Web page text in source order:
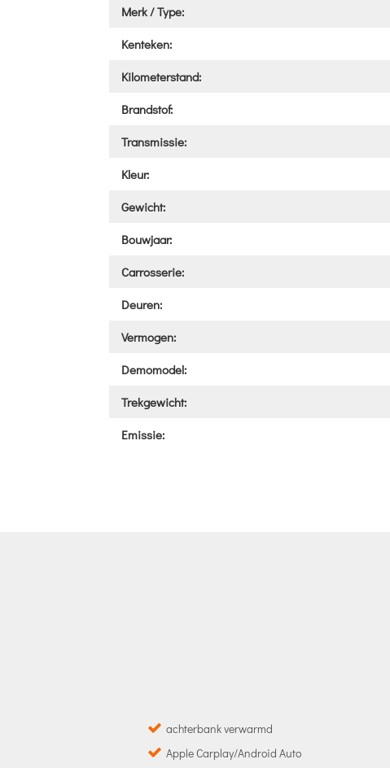
Merk / Type:
Kenteken:
Kilometerstand:
Brandstof:
Transmissie:
Kleur:
Gewicht:
Bouwjaar:
Carrosserie:
Deuren:
Vermogen:
Demomodel:
Trekgewicht:
Emissie:
achterbank verwarmd
Apple Carplay/Android Auto